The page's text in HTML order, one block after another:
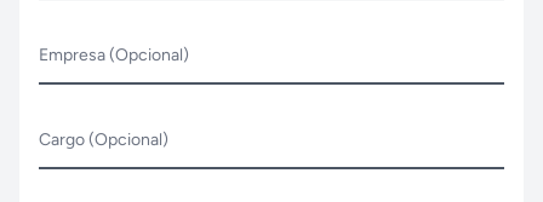
Empresa (Opcional)
Cargo (Opcional)